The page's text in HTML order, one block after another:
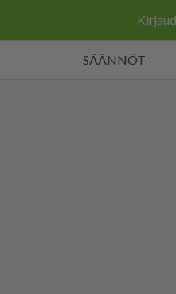
SÄÄNNÖT